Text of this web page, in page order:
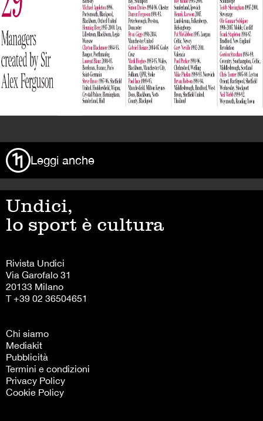
Leggi anche
Undici,
lo sport è cultura
Rivista Undici
Via Garofalo 31
20133 Milano
T +39 02 36504651
Chi siamo
Mediakit
Pubblicità
Termini e condizioni
Privacy Policy
Cookie Policy